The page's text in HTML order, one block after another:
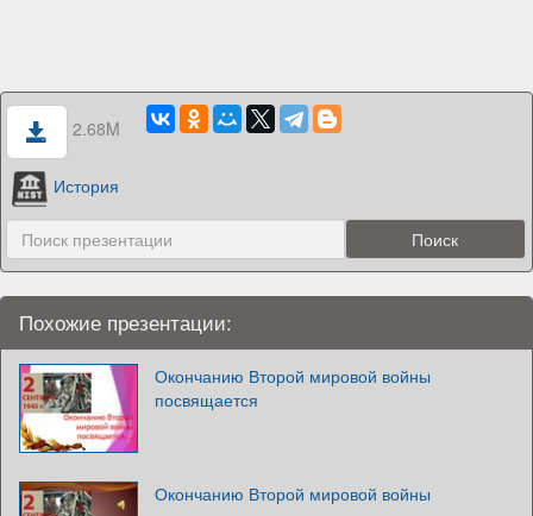
2.68M
История
Похожие презентации:
Окончанию Второй мировой войны
посвящается
Окончанию Второй мировой войны